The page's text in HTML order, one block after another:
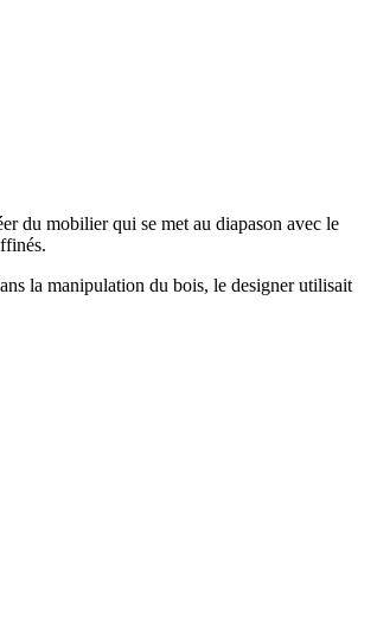
du mobilier qui se met au diapason avec le
la manipulation du bois, le designer utilisait